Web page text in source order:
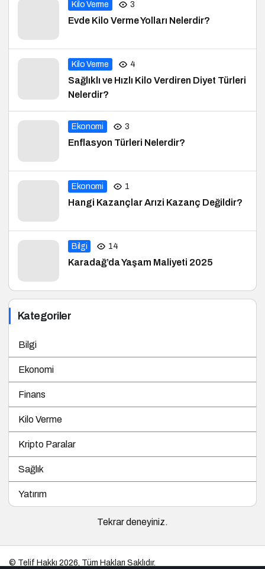
Evde Kilo Verme Yolları Nelerdir?
Kilo Verme 4
Sağlıklı ve Hızlı Kilo Verdiren Diyet Türleri
Nelerdir?
Ekonomi 3
Enflasyon Türleri Nelerdir?
Ekonomi 1
Hangi Kazançlar Arızi Kazanç Değildir?
Bilgi 14
Karadağ’da Yaşam Maliyeti 2025
Kategoriler
Ekonomi
Finans
Kilo Verme
Kripto Paralar
Sağlık
Yatırım
Tekrar deneyiniz.